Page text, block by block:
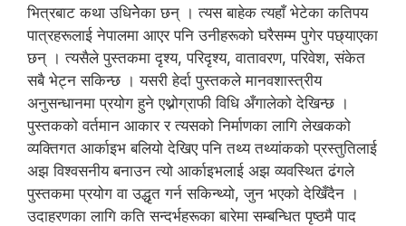
भित्रबाट कथा उधिनेेका छन् । त्यस बाहेक त्यहाँ भेटेका कतिपय
पात्रहरूलाई नेपालमा आएर पनि उनीहरूको घरैसम्म पुगेर पछ्याएका
छन् । त्यसैले पुस्तकमा दृश्य, परिदृश्य, वातावरण, परिवेश, संकेत
सबै भेट्न सकिन्छ । यसरी हेर्दा पुस्तकले मानवशास्त्रीय
अनुसन्धानमा प्रयोग हुने एथ्नोग्राफी विधि अँगालेको देखिन्छ ।
पुस्तकको वर्तमान आकार र त्यसको निर्माणका लागि लेखकको
व्यक्तिगत आर्काइभ बलियो देखिए पनि तथ्य तथ्यांकको प्रस्तुतिलाई
अझ विश्वसनीय बनाउन त्यो आर्काइभलाई अझ व्यवस्थित ढंगले
पुस्तकमा प्रयोग वा उद्धृत गर्न सकिन्थ्यो, जुन भएको देखिँदैन ।
उदाहरणका लागि कति सन्दर्भहरूका बारेमा सम्बन्धित पृष्ठमै पाद